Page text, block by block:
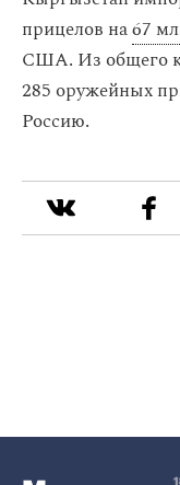
прицелов на67
США. Из общего
285 оружейных
Россию.